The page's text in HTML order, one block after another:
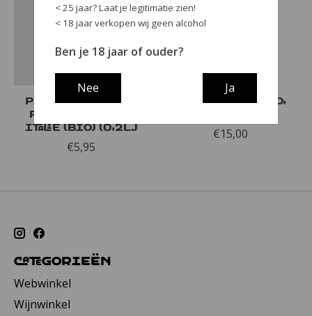
Pizzolato , Rosato
Piccolo, Veneto,
Italië (bio) (0,2l.)
€5,95
Rotari, Trentino,
€15,00
Categorieën
Webwinkel
Wijnwinkel
< 25 jaar? Laat je legitimatie zien!
< 18 jaar verkopen wij geen alcohol
Ben je 18 jaar of ouder?
Nee Ja